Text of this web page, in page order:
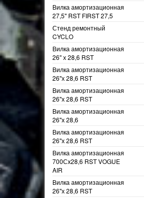
Вилка амортизационная
27,5" RST FIRST 27,5
Стенд ремонтный
CYCLO
Вилка амортизационная
26" х 28,6 RST
Вилка амортизационная
26"х 28,6 RST
Вилка амортизационная
26"х 28,6 RST
Вилка амортизационная
26"х 28,6
Вилка амортизационная
26"х 28,6 RST
Вилка амортизационная
700Сх28,6 RST VOGUE
AIR
Вилка амортизационная
26"х 28,6 RST